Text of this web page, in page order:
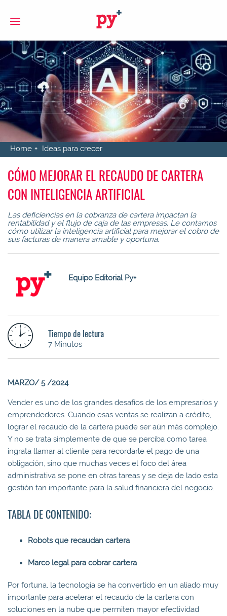
Home Ideas para crecer
CÓMO MEJORAR EL RECAUDO DE CARTERA
CON INTELIGENCIA ARTIFICIAL
Las deficiencias en la cobranza de cartera impactan la
rentabilidad y el flujo de caja de las empresas. Le contamos
cómo utilizar la inteligencia artificial para mejorar el cobro de
sus facturas de manera amable y oportuna.
Equipo Editorial Py+
Tiempo de lectura
7 Minutos
MARZO/ 5 /2024
Vender es uno de los grandes desafíos de los empresarios y
emprendedores. Cuando esas ventas se realizan a crédito,
lograr el recaudo de la cartera puede ser aún más complejo.
Y no se trata simplemente de que se perciba como tarea
ingrata llamar al cliente para recordarle el pago de una
obligación, sino que muchas veces el foco del área
administrativa se pone en otras tareas y se deja de lado esta
gestión tan importante para la salud financiera del negocio.
TABLA DE CONTENIDO:
Robots que recaudan cartera
Marco legal para cobrar cartera
Por fortuna, la tecnología se ha convertido en un aliado muy
importante para acelerar el recaudo de la cartera con
soluciones en la nube que permiten mayor efectividad